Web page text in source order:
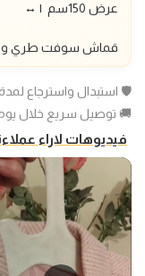
عرض 150سم | ↔️
قماش سوفت طري
🛡️ استبدال واسترجاع لمدة ١٤ يوم
🚚 توصيل سريع خلال يومين لـ ٣
فيديوهات لاراء